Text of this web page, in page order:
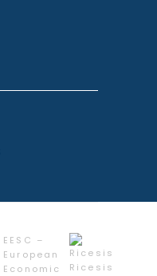
EESC –
European
Economic
Ricesis